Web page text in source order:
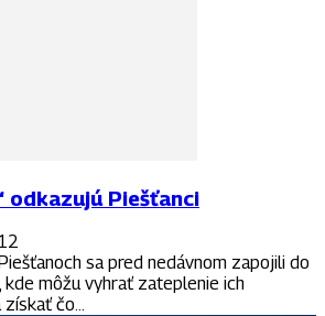
odkazujú Piešťanci
sa pred nedávnom zapojili do
kde môžu vyhrať zateplenie ich
čo...